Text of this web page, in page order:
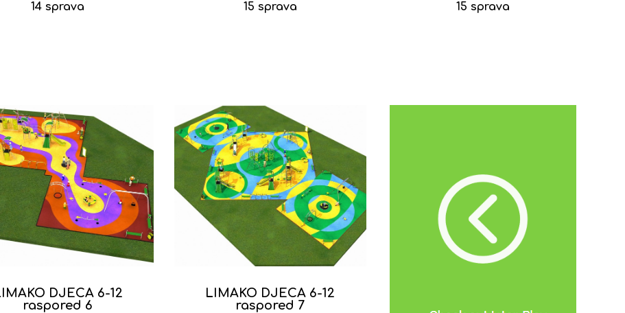
14 sprava 15 sprava 15 sprava
DJECA 6-12
raspored 6
LIMAKO DJECA 6-12
raspored 7